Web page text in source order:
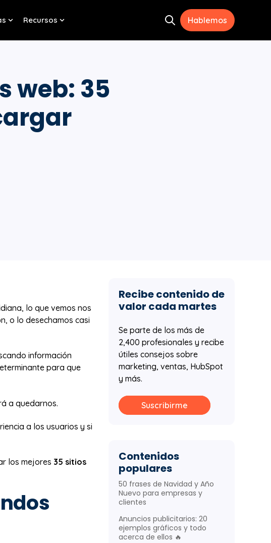
Show submenu for Herramientas
Recursos Open search
Hablemos
web: 35
lo que vemos nos
o lo desechamos casi
información
para que
a quedarnos.
a los usuarios y si
los mejores 35 sitios
Recibe contenido de
valor cada martes
Se parte de los más de
2,400 profesionales y recibe
útiles consejos sobre
marketing, ventas, HubSpot
y más.
Suscribirme
Contenidos
populares
50 frases de Navidad y Año
Nuevo para empresas y
clientes
Anuncios publicitarios: 20
ejemplos gráficos y todo
acerca de ellos 🔥